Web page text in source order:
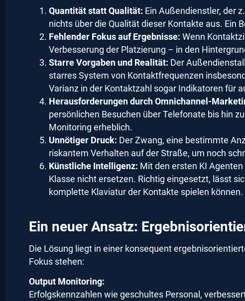
Quantität statt Qualität: Ein Außendienstler, der
nichts über die Qualität dieser Kontakte aus. Ein
Fehlender Fokus auf Ergebnisse: Wenn
Verbesserung der Platzierung – in den
Starre Vorgaben und Realität: Der
starres System von Kontaktfrequenzen
Varianz in der Kontaktzahl sogar Indikatoren für
Herausforderungen durch Omnichannel-
persönlichen Besuchen über Telefonate bis hin
Monitoring erheblich.
Unnötiger Druck: Der Zwang, eine bestimmte
riskantem Verhalten auf der Straße, um noch
Künstliche Intelligenz: Mit den ersten KI
Klasse nicht ersetzen. Richtig eingesetzt, lässt
komplette Klaviatur der Kontakte spielen können.
Ein neuer Ansatz:
Die Lösung liegt in einer konsequent
Fokus stehen:
Output Monitoring:
Erfolgskennzahlen wie geschultes Personal,